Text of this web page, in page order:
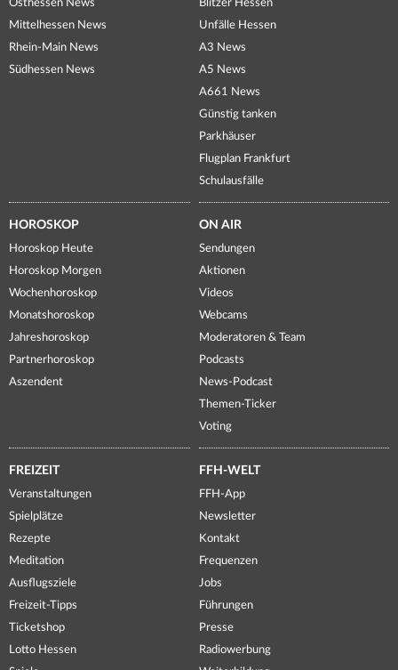
Osthessen News
Mittelhessen News
Rhein-Main News
Südhessen News
Blitzer Hessen
Unfälle Hessen
A3 News
A5 News
A661 News
Günstig tanken
Parkhäuser
Flugplan Frankfurt
Schulausfälle
HOROSKOP
Horoskop Heute
Horoskop Morgen
Wochenhoroskop
Monatshoroskop
Jahreshoroskop
Partnerhoroskop
Aszendent
ON AIR
Sendungen
Aktionen
Videos
Webcams
Moderatoren & Team
Podcasts
News-Podcast
Themen-Ticker
Voting
FREIZEIT
Veranstaltungen
Spielplätze
Rezepte
Meditation
Ausflugsziele
Freizeit-Tipps
Ticketshop
Lotto Hessen
FFH-WELT
FFH-App
Newsletter
Kontakt
Frequenzen
Jobs
Führungen
Presse
Radiowerbung